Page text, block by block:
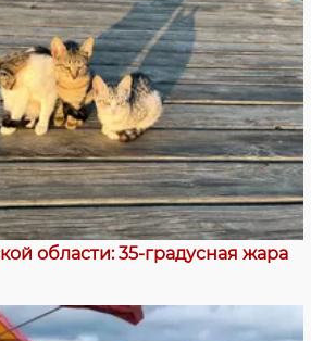
области: 35-градусная жара